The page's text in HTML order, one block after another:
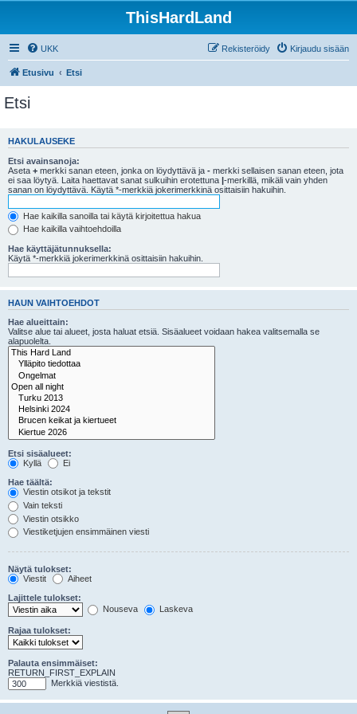
ThisHardLand
UKK Kirjaudu sisään
Rekisteröidy
Etusivu Etsi
Etsi
HAKULAUSEKE
Etsi avainsanoja:
Aseta + merkki sanan eteen, jonka on löydyttävä ja - merkki sellaisen sanan eteen, jota
ei saa löytyä. Laita haettavat sanat sulkuihin erotettuna |-merkillä, mikäli vain yhden
sanan on löydyttävä. Käytä *-merkkiä jokerimerkkinä osittaisiin hakuihin.
Hae kaikilla sanoilla tai käytä kirjoitettua hakua
Hae kaikilla vaihtoehdoilla
Hae käyttäjätunnuksella:
Käytä *-merkkiä jokerimerkkinä osittaisiin hakuihin.
HAUN VAIHTOEHDOT
Hae alueittain:
Valitse alue tai alueet, josta haluat etsiä. Sisäalueet voidaan hakea valitsemalla se
alapuolelta.
Etsi sisäalueet:
Kyllä
Ei
Hae täältä:
Viestin otsikot ja tekstit
Vain teksti
Viestin otsikko
Viestiketjujen ensimmäinen viesti
Näytä tulokset:
Viestit
Aiheet
Lajittele tulokset:
Nouseva
Laskeva
Rajaa tulokset:
Palauta ensimmäiset:
RETURN_FIRST_EXPLAIN
Merkkiä viestistä.